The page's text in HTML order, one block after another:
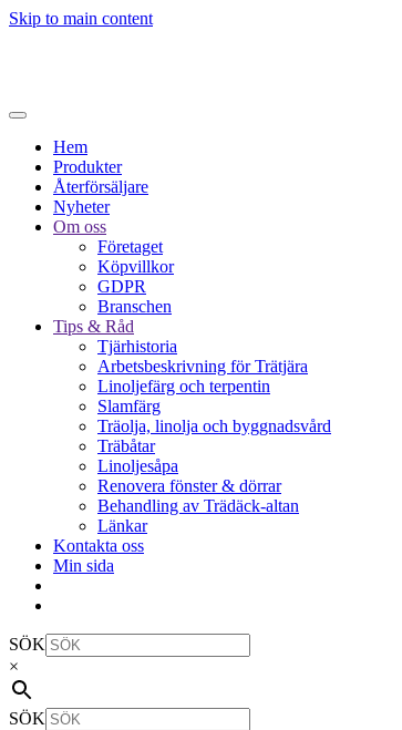
Skip to main content
Hem
Produkter
Återförsäljare
Nyheter
Om oss
Företaget
Köpvillkor
GDPR
Branschen
Tips & Råd
Tjärhistoria
Arbetsbeskrivning för Trätjära
Linoljefärg och terpentin
Slamfärg
Träolja, linolja och byggnadsvård
Träbåtar
Linoljesåpa
Renovera fönster & dörrar
Behandling av Trädäck-altan
Länkar
Kontakta oss
Min sida
SÖK
×
SÖK